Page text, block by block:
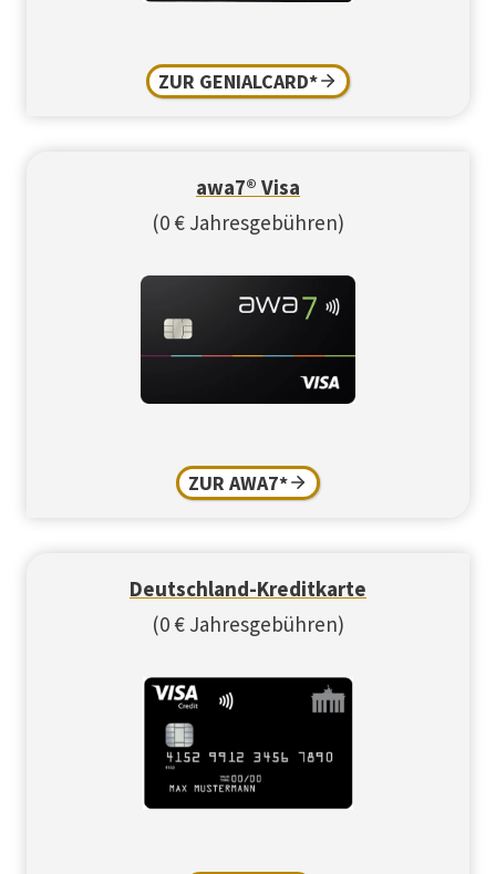
ZUR GENIALCARD*
awa7® Visa
(0 € Jahresgebühren)
ZUR AWA7*
Deutschland-Kreditkarte
(0 € Jahresgebühren)